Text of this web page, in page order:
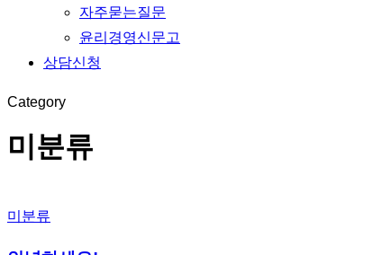
자주묻는질문
윤리경영신문고
상담신청
Category
미분류
미분류